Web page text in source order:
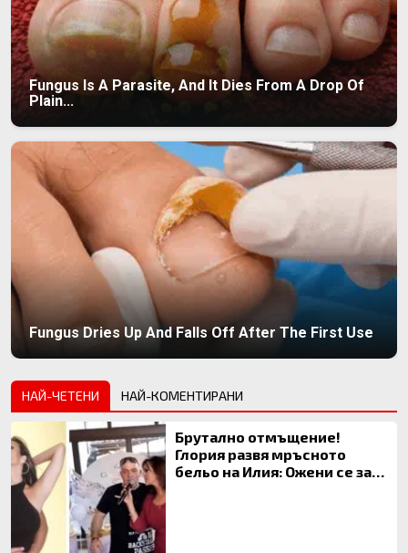
Fungus Is A Parasite, And It Dies From A Drop Of
Plain...
Fungus Dries Up And Falls Off After The First Use
НАЙ-ЧЕТЕНИ НАЙ-КОМЕНТИРАНИ
Брутално отмъщение!
Глория развя мръсното
бельо на Илия: Ожени се за